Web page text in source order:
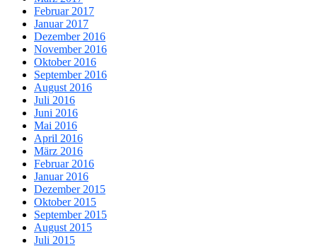
Februar 2017
Januar 2017
Dezember 2016
November 2016
Oktober 2016
September 2016
August 2016
Juli 2016
Juni 2016
Mai 2016
April 2016
März 2016
Februar 2016
Januar 2016
Dezember 2015
Oktober 2015
September 2015
August 2015
Juli 2015